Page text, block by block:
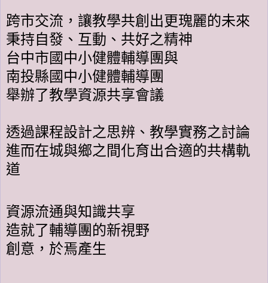
跨市交流，讓教學共創出更瑰麗的未來
秉持自發、互動、共好之精神
台中市國中小健體輔導團與
南投縣國中小健體輔導團
舉辦了教學資源共享會議
透過課程設計之思辨、教學實務之討論
進而在城與鄉之間化育出合適的共構軌
道
資源流通與知識共享
造就了輔導團的新視野
創意，於焉產生